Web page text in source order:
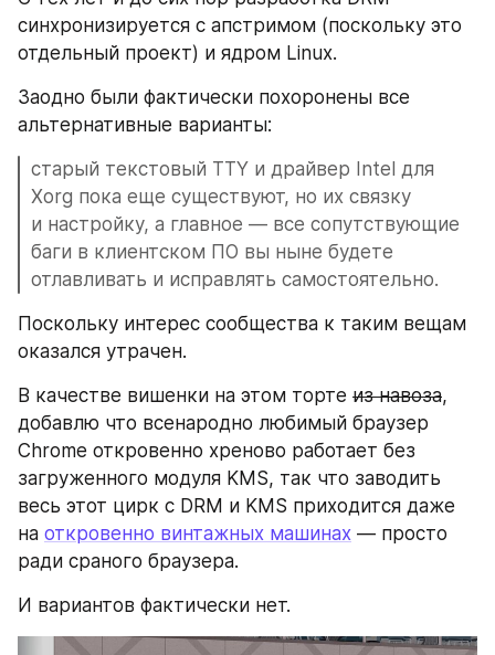
синхронизируется с апстримом (поскольку это
отдельный проект) и ядром Linux.
Заодно были фактически похоронены все
альтернативные варианты:
старый текстовый TTY и драйвер Intel для
Xorg пока еще существуют, но их связку
и настройку, а главное — все сопутствующие
баги в клиентском ПО вы ныне будете
отлавливать и исправлять самостоятельно.
Поскольку интерес сообщества к таким вещам
оказался утрачен.
В качестве вишенки на этом торте из навоза,
добавлю что всенародно любимый браузер
Chrome откровенно хреново работает без
загруженного модуля KMS, так что заводить
весь этот цирк с DRM и KMS приходится даже
на откровенно винтажных машинах — просто
ради сраного браузера.
И вариантов фактически нет.